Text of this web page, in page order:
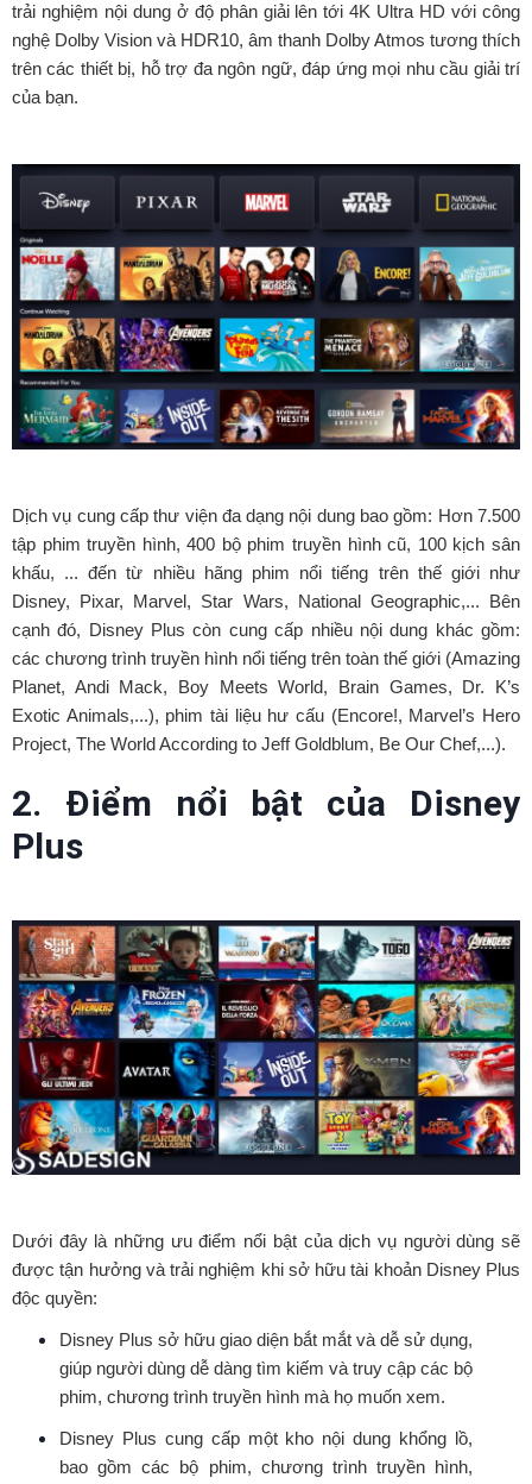
trải nghiệm nội dung ở độ phân giải lên tới 4K Ultra HD với công
nghệ Dolby Vision và HDR10, âm thanh Dolby Atmos tương thích
trên các thiết bị, hỗ trợ đa ngôn ngữ, đáp ứng mọi nhu cầu giải trí
của bạn.
Dịch vụ cung cấp thư viện đa dạng nội dung bao gồm: Hơn 7.500
tập phim truyền hình, 400 bộ phim truyền hình cũ, 100 kịch sân
khấu, ... đến từ nhiều hãng phim nổi tiếng trên thế giới như
Disney, Pixar, Marvel, Star Wars, National Geographic,... Bên
cạnh đó, Disney Plus còn cung cấp nhiều nội dung khác gồm:
các chương trình truyền hình nổi tiếng trên toàn thế giới (Amazing
Planet, Andi Mack, Boy Meets World, Brain Games, Dr. K’s
Exotic Animals,...), phim tài liệu hư cấu (Encore!, Marvel’s Hero
Project, The World According to Jeff Goldblum, Be Our Chef,...).
2. Điểm nổi bật của Disney
Plus
Dưới đây là những ưu điểm nổi bật của dịch vụ người dùng sẽ
được tận hưởng và trải nghiệm khi sở hữu tài khoản Disney Plus
độc quyền:
Disney Plus sở hữu giao diện bắt mắt và dễ sử dụng,
giúp người dùng dễ dàng tìm kiếm và truy cập các bộ
phim, chương trình truyền hình mà họ muốn xem.
Disney Plus cung cấp một kho nội dung khổng lồ,
bao gồm các bộ phim, chương trình truyền hình,